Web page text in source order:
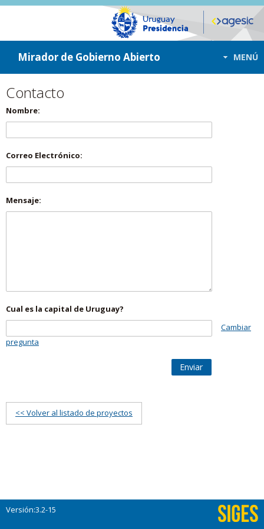
ir a contenido
ir al menú
Mirador de Gobierno Abierto MENÚ
Contacto
Nombre:
Correo Electrónico:
Mensaje:
Cual es la capital de Uruguay?
Cambiar
pregunta
Enviar
<< Volver al listado de proyectos
Versión:3.2-15